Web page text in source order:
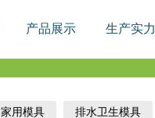
产品展示 生产实力
家用模具 排水卫生模具